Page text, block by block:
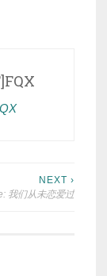
NEXT ›
我们从未恋爱过